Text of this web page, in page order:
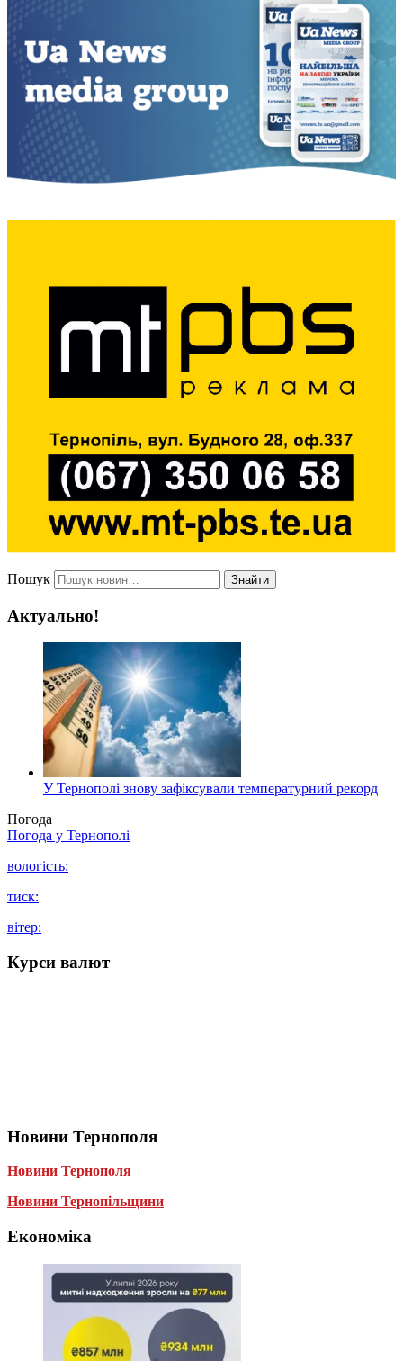
Пошук Знайти
Актуально!
У Тернополі знову зафіксували температурний рекорд
Погода
Погода у Тернополі
вологість:
тиск:
вітер:
Курси валют
Новини Тернополя
Новини Тернополя
Новини Тернопільщини
Економіка